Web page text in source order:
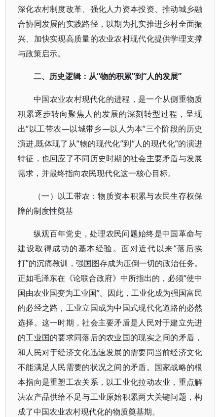
深化农村制度改革、强化人力资本投资、推动城乡融
合协同发展的实践路径，以期为扎实推进乡村全面振
兴、加快实现高质量的农业农村现代化提供学理支撑
与政策启示。
二、历史逻辑：从“物的积累”到“人的发展”
中国农业农村现代化的进程，是一个从侧重物质
积累逐步转向聚焦人的发展的深刻转型过程，呈现
出“以工带农—以城带乡—以人为本”三个阶段的历史
演进,既体现了从“物的现代化”到“人的现代化”的演进
特征，也回应了不同历史时期的社会主要矛盾与发展
需求，并最终指向农民现代化这一核心目标。
（一）以工带农：物质资本积累与农民生存权保
障的制度性奠基
纵观百年党史，处理农民问题始终是中国革命与
建设取得成功的基本经验。面对近代以来“落后挨
打”的沉痛教训，强国图存成为压倒一切的政治任务。
正如毛泽东在《论联合政府》中所指出的，必须“使中
国由农业国变为工业国”。因此，工业化成为强国富民
的必经之路，工业立国成为中国式现代化道路的必然
选择。这一时期，社会主要矛盾是人民对于建立先进
的工业国的要求同落后的农业国的现实之间的矛盾，
和人民对于经济文化迅速发展的需要同当前经济文化
不能满足人民需要的状况之间的矛盾。国家战略的根
本指向是重塑工农关系，以工业化拉动农业，重点解
决农产品供给不足与工业原始积累两大关键问题，构
成了中国农业农村现代化的物质奠基期。